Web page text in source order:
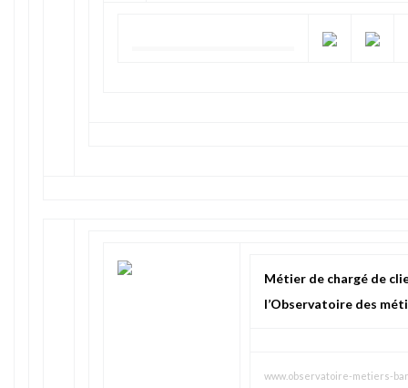
Métier de chargé de
l’Observatoire des
www.observatoire-metiers-